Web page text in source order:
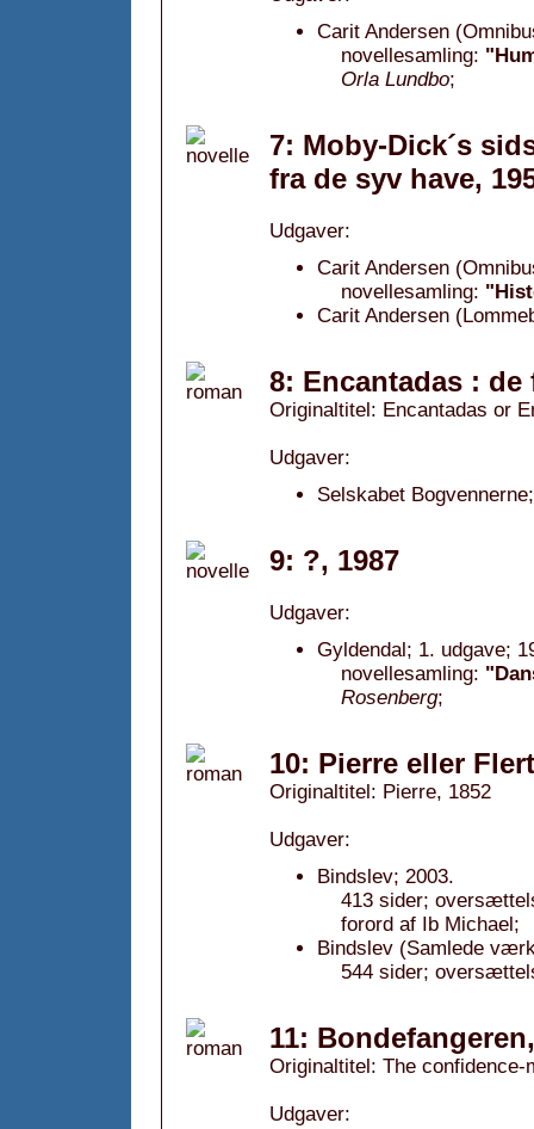
Carit Andersen
novellesamling:
Orla Lundbo;
7: Moby-Dick´s
fra de syv have,
Udgaver:
Carit Andersen
novellesamling:
Carit Andersen
8: Encantadas : de
Originaltitel: Encantadas or
Udgaver:
Selskabet
9: ?, 1987
Udgaver:
Gyldendal; 1. udgave;
novellesamling:
Rosenberg;
10: Pierre eller
Originaltitel: Pierre, 1852
Udgaver:
Bindslev; 2003.
413 sider;
forord af Ib Michael;
Bindslev (Samlede
544 sider;
11:
Originaltitel: The confidence-
Udgaver: